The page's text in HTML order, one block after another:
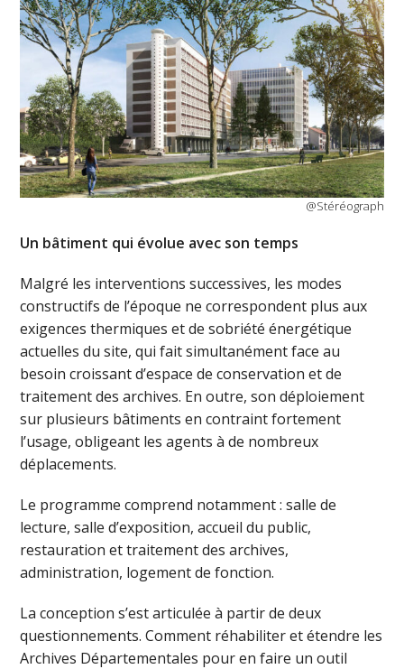
@Stéréograph
Un bâtiment qui évolue avec son temps
Malgré les interventions successives, les modes
constructifs de l’époque ne correspondent plus aux
exigences thermiques et de sobriété énergétique
actuelles du site, qui fait simultanément face au
besoin croissant d’espace de conservation et de
traitement des archives. En outre, son déploiement
sur plusieurs bâtiments en contraint fortement
l’usage, obligeant les agents à de nombreux
déplacements.
Le programme comprend notamment : salle de
lecture, salle d’exposition, accueil du public,
restauration et traitement des archives,
administration, logement de fonction.
La conception s’est articulée à partir de deux
questionnements. Comment réhabiliter et étendre les
Archives Départementales pour en faire un outil